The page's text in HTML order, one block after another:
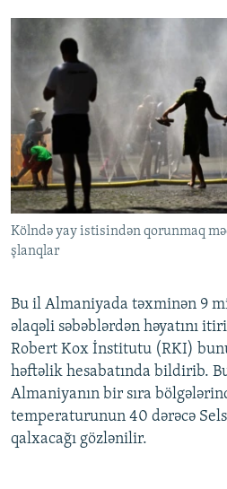
Kölndə yay istisindən qorunmaq
şlanqlar
Bu il Almaniyada təxminən 9
əlaqəli səbəblərdən həyatını
Robert Kox İnstitutu (RKI)
həftəlik hesabatında bildirib.
Almaniyanın bir sıra
temperaturunun 40 dərəcə
qalxacağı gözlənilir.